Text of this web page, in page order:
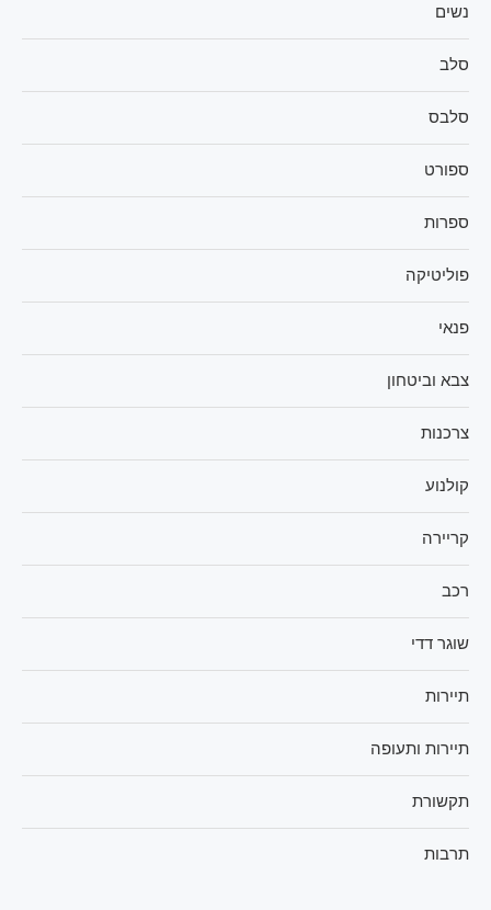
נשים
סלב
סלבס
ספורט
ספרות
פוליטיקה
פנאי
צבא וביטחון
צרכנות
קולנוע
קריירה
רכב
שוגר דדי
תיירות
תיירות ותעופה
תקשורת
תרבות